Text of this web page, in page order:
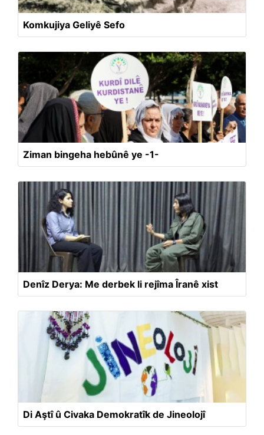
Komkujiya Geliyê Sefo
Ziman bingeha hebûnê ye -1-
Denîz Derya: Me derbek li rejîma Îranê xist
Di Aştî û Civaka Demokratîk de Jineolojî